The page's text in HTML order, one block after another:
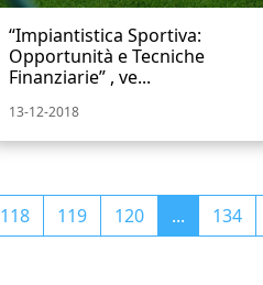
“Impiantistica Sportiva:
Opportunità e Tecniche
Finanziarie” , ve...
13-12-2018
118 119 120 ... 134